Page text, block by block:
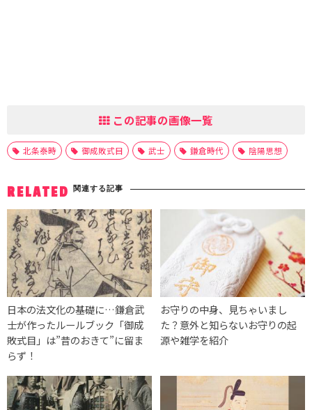
この記事の画像一覧
北条泰時 御成敗式目 武士 鎌倉時代 陰陽思想
RELATED 関連する記事
日本の法文化の基礎に…鎌倉武
士が作ったルールブック「御成
敗式目」は”昔のおきて”に留ま
らず！
お守りの中身、見ちゃいまし
た？意外と知らないお守りの起
源や雑学を紹介